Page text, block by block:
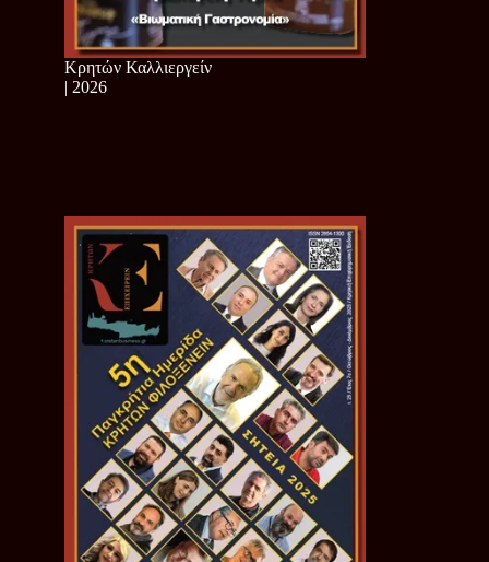
Κρητών Καλλιεργείν
| 2026